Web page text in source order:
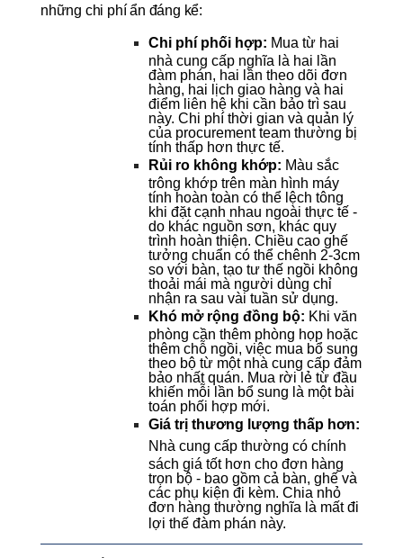
những chi phí ẩn đáng kể:
Chi phí phối hợp: Mua từ hai
nhà cung cấp nghĩa là hai lần
đàm phán, hai lần theo dõi đơn
hàng, hai lịch giao hàng và hai
điểm liên hệ khi cần bảo trì sau
này. Chi phí thời gian và quản lý
của procurement team thường bị
tính thấp hơn thực tế.
Rủi ro không khớp: Màu sắc
trông khớp trên màn hình máy
tính hoàn toàn có thể lệch tông
khi đặt cạnh nhau ngoài thực tế -
do khác nguồn sơn, khác quy
trình hoàn thiện. Chiều cao ghế
tưởng chuẩn có thể chênh 2-3cm
so với bàn, tạo tư thế ngồi không
thoải mái mà người dùng chỉ
nhận ra sau vài tuần sử dụng.
Khó mở rộng đồng bộ: Khi văn
phòng cần thêm phòng họp hoặc
thêm chỗ ngồi, việc mua bổ sung
theo bộ từ một nhà cung cấp đảm
bảo nhất quán. Mua rời lẻ từ đầu
khiến mỗi lần bổ sung là một bài
toán phối hợp mới.
Nhà cung cấp thường có chính
sách giá tốt hơn cho đơn hàng
trọn bộ - bao gồm cả bàn, ghế và
các phụ kiện đi kèm. Chia nhỏ
đơn hàng thường nghĩa là mất đi
lợi thế đàm phán này.